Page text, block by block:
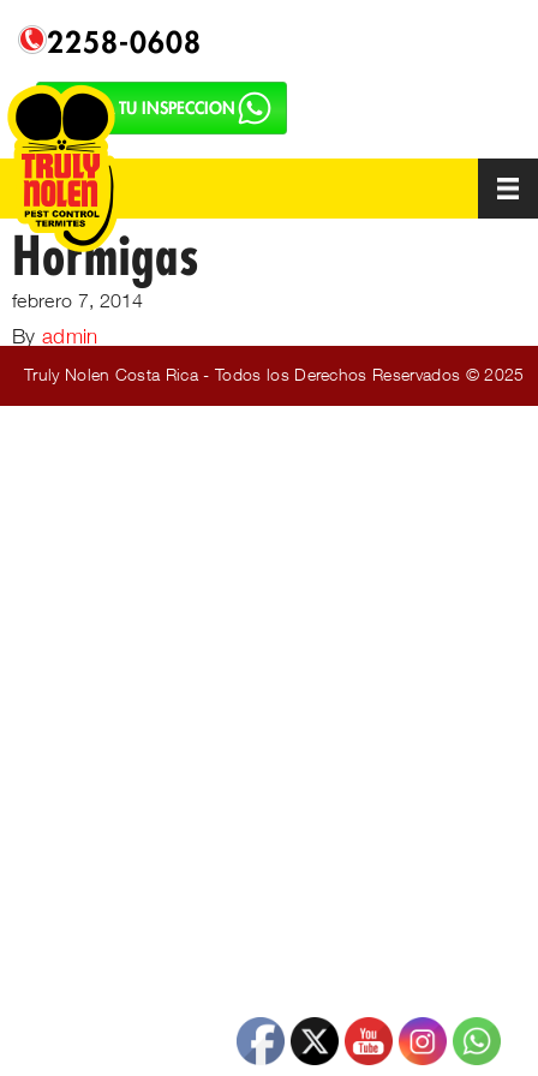
2258-0608
SOLICITA TU INSPECCION
Hormigas
febrero 7, 2014
By admin
Truly Nolen Costa Rica - Todos los Derechos Reservados © 2025